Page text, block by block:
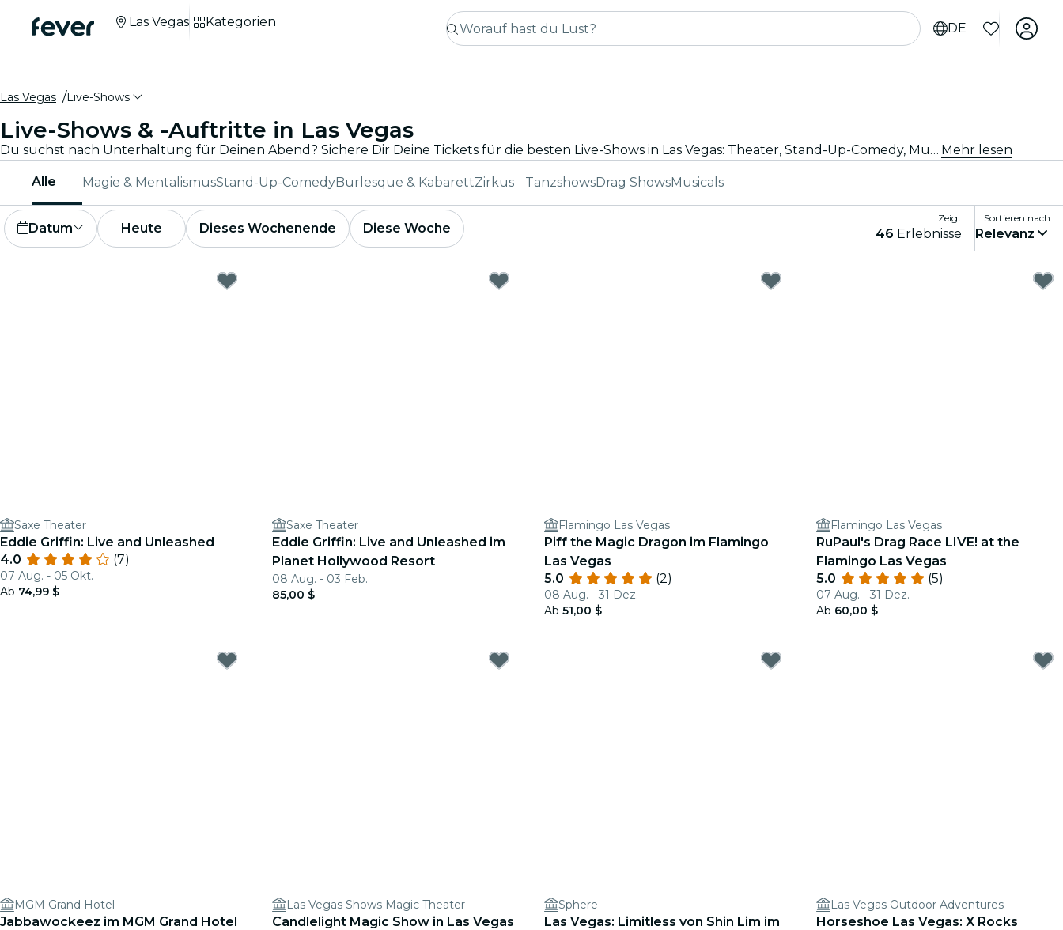
DE
Las Vegas Kategorien
Las Vegas Live-Shows
Live-Shows & -Auftritte in Las Vegas
Du suchst nach Unterhaltung für Deinen Abend? Sichere Dir Deine Tickets für die besten Live-Shows in Las Vegas: Theater, Stand-Up-Comedy, Musicals, Magieshows und mehr. Mehr lesen
Alle Magie & MentalismusStand-Up-ComedyBurlesque & KabarettZirkus TanzshowsDrag ShowsMusicals
Datum Heute Dieses Wochenende Diese Woche
Zeigt
46 Erlebnisse
Sortieren nach
Relevanz
Saxe Theater
Eddie Griffin: Live and Unleashed
4.0
(7)
07 Aug. - 05 Okt.
Ab 74,99 $
Saxe Theater
Eddie Griffin: Live and Unleashed im
Planet Hollywood Resort
08 Aug. - 03 Feb.
85,00 $
Flamingo Las Vegas
Piff the Magic Dragon im Flamingo
Las Vegas
5.0
(2)
08 Aug. - 31 Dez.
Ab 51,00 $
Flamingo Las Vegas
RuPaul's Drag Race LIVE! at the
Flamingo Las Vegas
5.0
(5)
07 Aug. - 31 Dez.
Ab 60,00 $
MGM Grand Hotel
Jabbawockeez im MGM Grand Hotel
Las Vegas Shows Magic Theater
Candlelight Magic Show in Las Vegas
Sphere
Las Vegas: Limitless von Shin Lim im
Las Vegas Outdoor Adventures
Horseshoe Las Vegas: X Rocks